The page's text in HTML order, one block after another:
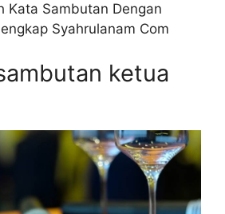
Kata Sambutan Dengan
Syahrulanam Com
ketua